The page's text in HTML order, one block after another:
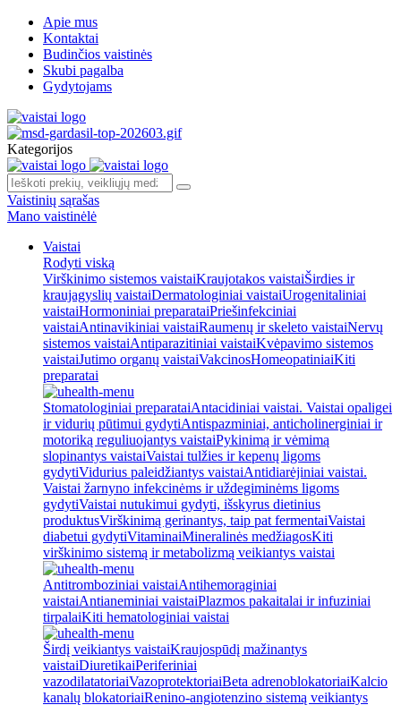
Apie mus
Kontaktai
Budinčios vaistinės
Skubi pagalba
Gydytojams
Kategorijos
Vaistinių sąrašas
Mano vaistinėlė
Vaistai
Rodyti viską
Virškinimo sistemos vaistaiKraujotakos vaistaiŠirdies ir
kraujagyslių vaistaiDermatologiniai vaistaiUrogenitaliniai
vaistaiHormoniniai preparataiPriešinfekciniai
vaistaiAntinavikiniai vaistaiRaumenų ir skeleto vaistaiNervų
sistemos vaistaiAntiparazitiniai vaistaiKvėpavimo sistemos
vaistaiJutimo organų vaistaiVakcinosHomeopatiniaiKiti
preparatai
Stomatologiniai preparataiAntacidiniai vaistai. Vaistai opaligei
ir vidurių pūtimui gydytiAntispazminiai, anticholinerginiai ir
motoriką reguliuojantys vaistaiPykinimą ir vėmimą
slopinantys vaistaiVaistai tulžies ir kepenų ligoms
gydytiVidurius paleidžiantys vaistaiAntidiarėjiniai vaistai.
Vaistai žarnyno infekcinėms ir uždegiminėms ligoms
gydytiVaistai nutukimui gydyti, išskyrus dietinius
produktusVirškinimą gerinantys, taip pat fermentaiVaistai
diabetui gydytiVitaminaiMineralinės medžiagosKiti
virškinimo sistemą ir metabolizmą veikiantys vaistai
Antitromboziniai vaistaiAntihemoraginiai
vaistaiAntianeminiai vaistaiPlazmos pakaitalai ir infuziniai
tirpalaiKiti hematologiniai vaistai
Širdį veikiantys vaistaiKraujospūdį mažinantys
vaistaiDiuretikaiPeriferiniai
vazodilatatoriaiVazoprotektoriaiBeta adrenoblokatoriaiKalcio
kanalų blokatoriaiRenino-angiotenzino sistemą veikiantys